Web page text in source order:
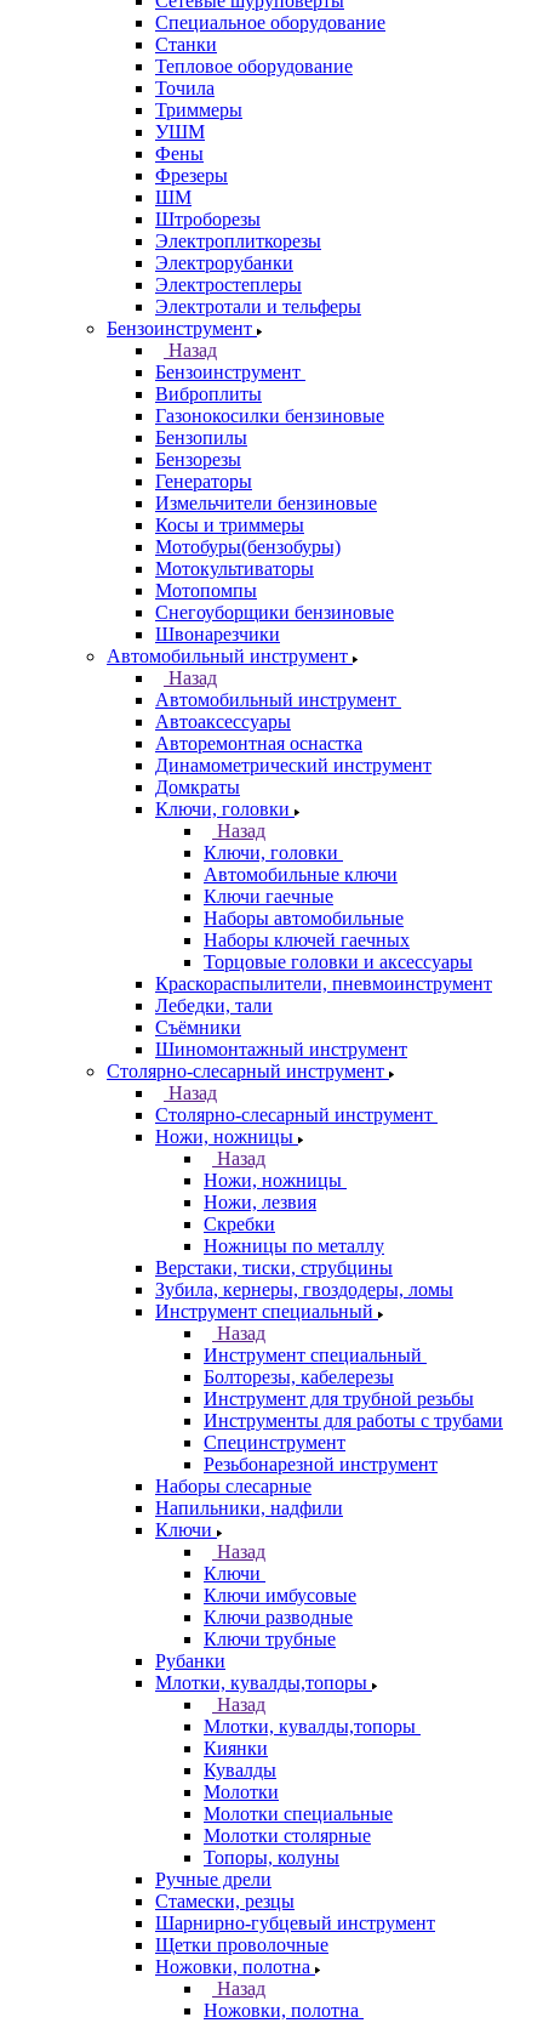
Специальное оборудование
Станки
Тепловое оборудование
Точила
Триммеры
УШМ
Фены
Фрезеры
ШМ
Штроборезы
Электроплиткорезы
Электрорубанки
Электростеплеры
Электротали и тельферы
Бензоинструмент
Назад
Бензоинструмент
Виброплиты
Газонокосилки бензиновые
Бензопилы
Бензорезы
Генераторы
Измельчители бензиновые
Косы и триммеры
Мотобуры(бензобуры)
Мотокультиваторы
Мотопомпы
Снегоуборщики бензиновые
Швонарезчики
Автомобильный инструмент
Назад
Автомобильный инструмент
Автоаксессуары
Авторемонтная оснастка
Динамометрический инструмент
Домкраты
Ключи, головки
Назад
Ключи, головки
Автомобильные ключи
Ключи гаечные
Наборы автомобильные
Наборы ключей гаечных
Торцовые головки и аксессуары
Краскораспылители, пневмоинструмент
Лебедки, тали
Съёмники
Шиномонтажный инструмент
Столярно-слесарный инструмент
Назад
Столярно-слесарный инструмент
Ножи, ножницы
Назад
Ножи, ножницы
Ножи, лезвия
Скребки
Ножницы по металлу
Верстаки, тиски, струбцины
Зубила, кернеры, гвоздодеры, ломы
Инструмент специальный
Назад
Инструмент специальный
Болторезы, кабелерезы
Инструмент для трубной резьбы
Инструменты для работы с трубами
Специнструмент
Резьбонарезной инструмент
Наборы слесарные
Напильники, надфили
Ключи
Назад
Ключи
Ключи имбусовые
Ключи разводные
Ключи трубные
Рубанки
Млотки, кувалды,топоры
Назад
Млотки, кувалды,топоры
Киянки
Кувалды
Молотки
Молотки специальные
Молотки столярные
Топоры, колуны
Ручные дрели
Стамески, резцы
Шарнирно-губцевый инструмент
Щетки проволочные
Ножовки, полотна
Назад
Ножовки, полотна